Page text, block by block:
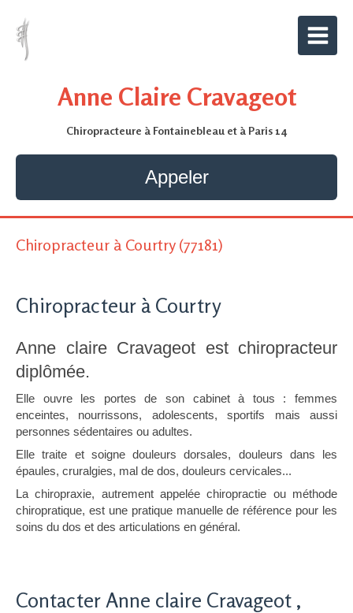
Anne Claire Cravageot
Chiropracteure à Fontainebleau et à Paris 14
Appeler
Chiropracteur à Courtry (77181)
Chiropracteur à Courtry
Anne claire Cravageot est chiropracteur
diplômée.
Elle ouvre les portes de son cabinet à tous : femmes
enceintes, nourrissons, adolescents, sportifs mais aussi
personnes sédentaires ou adultes.
Elle traite et soigne douleurs dorsales, douleurs dans les
épaules, cruralgies, mal de dos, douleurs cervicales...
La chiropraxie, autrement appelée chiropractie ou méthode
chiropratique, est une pratique manuelle de référence pour les
soins du dos et des articulations en général.
Contacter Anne claire Cravageot ,